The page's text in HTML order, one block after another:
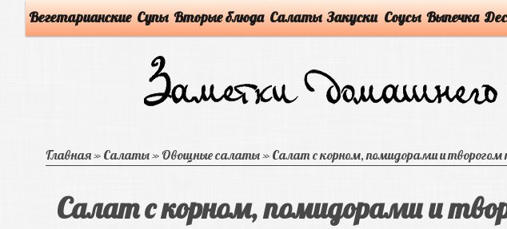
Вегетарианские Супы Вторые блюда Салаты Закуски Соусы Выпечка
Главная» Салаты»Овощные салаты» Салат с корном, помидорами и творогом
Салат с корном, помидорами и